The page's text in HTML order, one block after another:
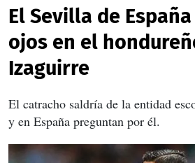
El Sevilla de
ojos en el
Izaguirre
El catracho saldría de la entidad
y en España preguntan por él.